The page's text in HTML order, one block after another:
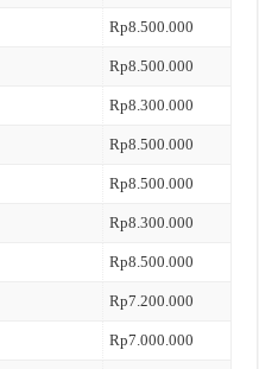
Rp8.500.000
Rp8.500.000
Rp8.300.000
Rp8.500.000
Rp8.500.000
Rp8.300.000
Rp8.500.000
Rp7.200.000
Rp7.000.000